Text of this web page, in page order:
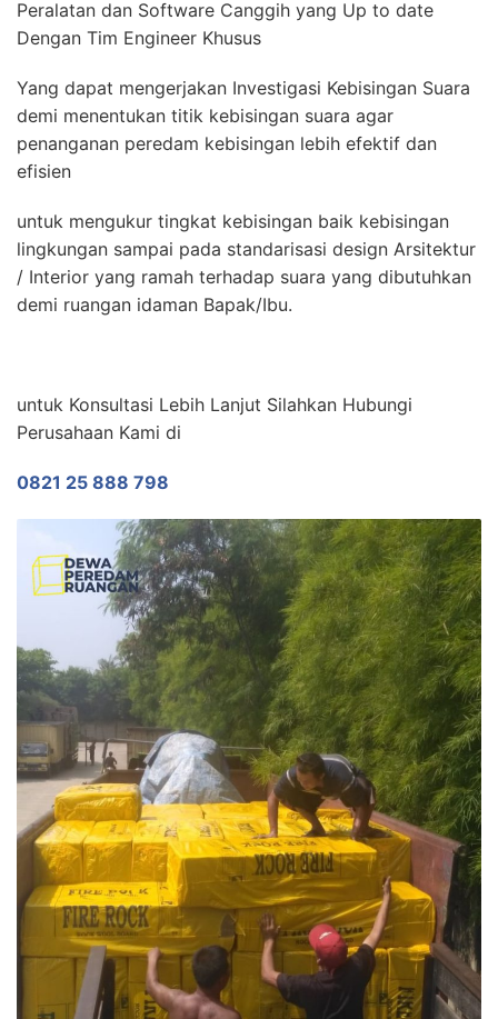
Peralatan dan Software Canggih yang Up to date
Dengan Tim Engineer Khusus
Yang dapat mengerjakan Investigasi Kebisingan Suara
demi menentukan titik kebisingan suara agar
penanganan peredam kebisingan lebih efektif dan
efisien
untuk mengukur tingkat kebisingan baik kebisingan
lingkungan sampai pada standarisasi design Arsitektur
/ Interior yang ramah terhadap suara yang dibutuhkan
demi ruangan idaman Bapak/Ibu.
untuk Konsultasi Lebih Lanjut Silahkan Hubungi
Perusahaan Kami di
0821 25 888 798